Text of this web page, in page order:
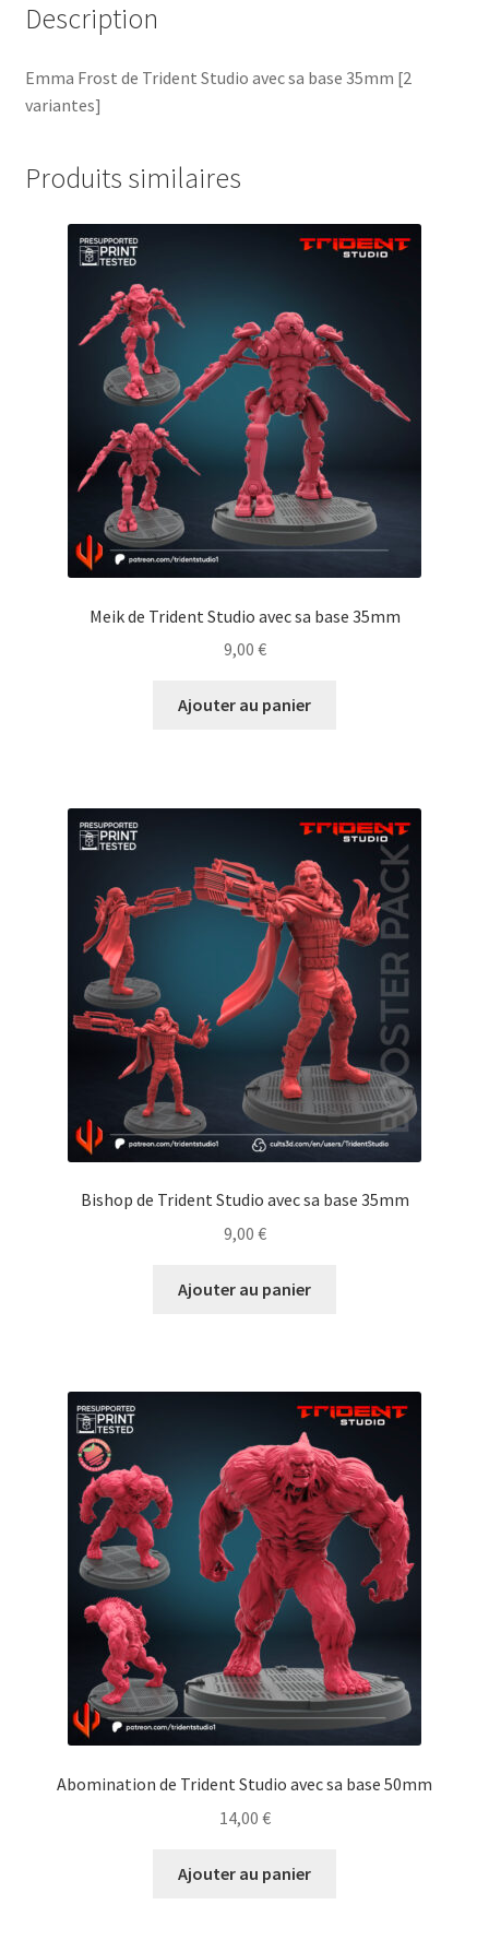
Description
Emma Frost de Trident Studio avec sa base 35mm [2
variantes]
Produits similaires
Meik de Trident Studio avec sa base 35mm
9,00 €
Ajouter au panier
Bishop de Trident Studio avec sa base 35mm
9,00 €
Ajouter au panier
Abomination de Trident Studio avec sa base 50mm
14,00 €
Ajouter au panier